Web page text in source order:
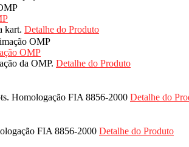
kart. Detalhe do Produto
OMP
da OMP. Detalhe do Produto
Homologação FIA 8856-2000 Detalhe do
FIA 8856-2000 Detalhe do Produto